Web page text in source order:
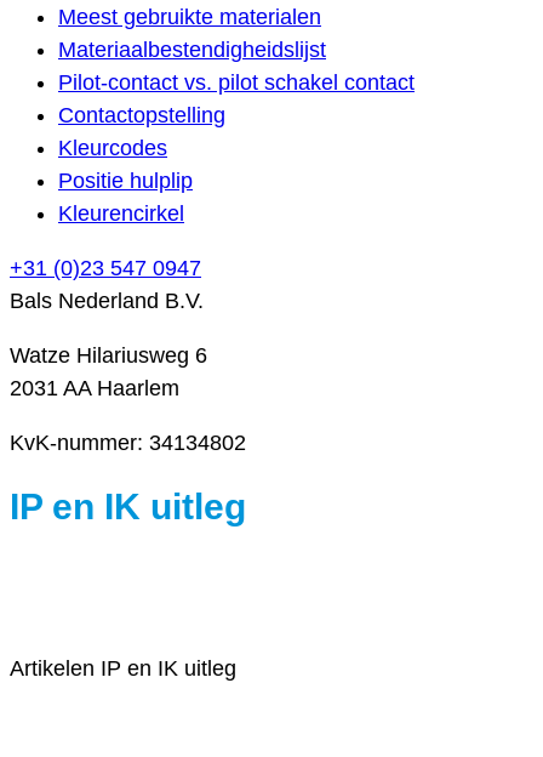
Meest gebruikte materialen
Materiaalbestendigheidslijst
Pilot-contact vs. pilot schakel contact
Contactopstelling
Kleurcodes
Positie hulplip
Kleurencirkel
+31 (0)23 547 0947
Bals Nederland B.V.
Watze Hilariusweg 6
2031 AA Haarlem
KvK-nummer: 34134802
IP en IK uitleg
Artikelen IP en IK uitleg